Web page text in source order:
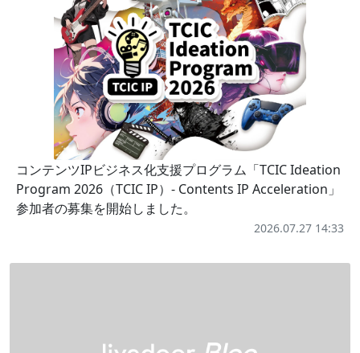
コンテンツIPビジネス化支援プログラム「TCIC Ideation
Program 2026（TCIC IP）- Contents IP Acceleration」
参加者の募集を開始しました。
2026.07.27 14:33